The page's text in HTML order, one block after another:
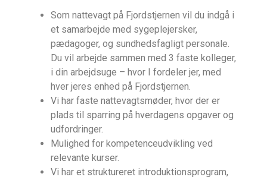
Som nattevagt på Fjordstjernen vil du indgå i
et samarbejde med sygeplejersker,
pædagoger, og sundhedsfagligt personale.
Du vil arbejde sammen med 3 faste kolleger,
i din arbejdsuge – hvor I fordeler jer, med
hver jeres enhed på Fjordstjernen.
Vi har faste nattevagtsmøder, hvor der er
plads til sparring på hverdagens opgaver og
udfordringer.
Mulighed for kompetenceudvikling ved
relevante kurser.
Vi har et struktureret introduktionsprogram,